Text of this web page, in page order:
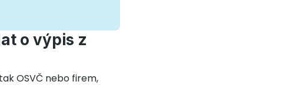
o výpis z
OSVČ nebo firem,